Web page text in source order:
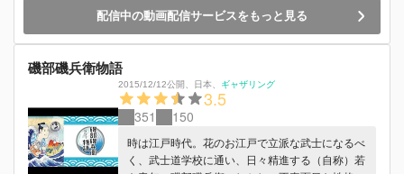
配信中の動画配信サービスをもっと見る
磯部磯兵衛物語
2015/12/12公開 日本 ギャザリング
3.5
351 150
時は江戸時代。花のお江戸で立派な武士になるべ
く、武士道学校に通い、日々精進する（自称）若